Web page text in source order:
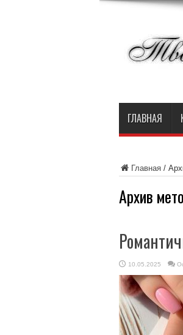
ГЛАВНАЯ
Главная/
Архив
10.05.2025